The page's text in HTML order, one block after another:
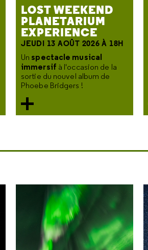
LOST WEEKEND
PLANETARIUM
EXPERIENCE
JEUDI 13 AOÛT 2026 À 18H
Un spectacle musical
immersif à l'occasion de la
sortie du nouvel album de
Phoebe Bridgers !